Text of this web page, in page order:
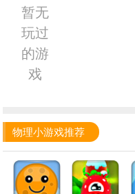
暂无
玩过
的游
戏
物理小游戏推荐